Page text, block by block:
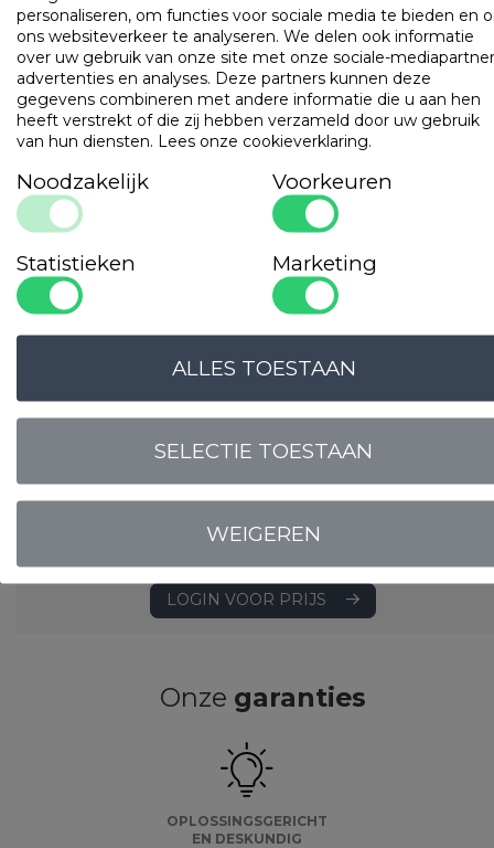
OPTIES
Kleur
Keukendoeken
Keukendoek Jorzolino UNI
Motief: uni
LOGIN VOOR PRIJS
Onze garanties
OPLOSSINGSGERICHT
EN DESKUNDIG
personaliseren, om functies voor sociale media te bieden en
ons websiteverkeer te analyseren. We delen ook informatie
over uw gebruik van onze site met onze sociale-
advertenties en analyses. Deze partners kunnen deze
gegevens combineren met andere informatie die u aan hen
heeft verstrekt of die zij hebben verzameld door uw gebruik
van hun diensten. Lees onze cookieverklaring.
Noodzakelijk Voorkeuren
Statistieken Marketing
WEIGEREN
SELECTIE TOESTAAN
ALLES TOESTAAN